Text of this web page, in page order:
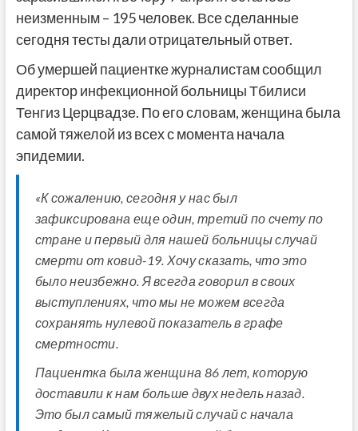
неизменным – 195 человек. Все сделанные
сегодня тесты дали отрицательный ответ.
Об умершей пациентке журналистам сообщил
директор инфекционной больницы Тбилиси
Тенгиз Церцвадзе. По его словам, женщина была
самой тяжелой из всех с момента начала
эпидемии.
«К сожалению, сегодня у нас был
зафиксирована еще один, третий по счету по
стране и первый для нашей больницы случай
смерти от ковид-19. Хочу сказать, что это
было неизбежно. Я всегда говорил в своих
выступлениях, что мы не можем всегда
сохранять нулевой показатель в графе
смертности.
Пациентка была женщина 86 лет, которую
доставили к нам больше двух недель назад.
Это был самый тяжелый случай с начала